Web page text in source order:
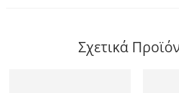
Σχετικά